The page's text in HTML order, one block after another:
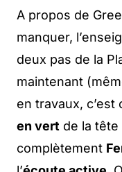
A propos de
manquer,
deux pas de la
maintenant
en travaux,
en vert de la tête
complètement